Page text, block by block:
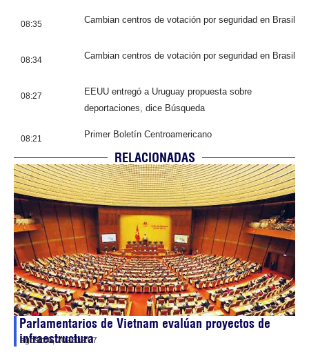
08:35 Cambian centros de votación por seguridad en Brasil
08:34 Cambian centros de votación por seguridad en Brasil
08:27
EEUU entregó a Uruguay propuesta sobre
deportaciones, dice Búsqueda
08:21 Primer Boletín Centroamericano
RELACIONADAS
Parlamentarios de Vietnam evalúan proyectos de
infraestructura
agosto 6, 202602:07